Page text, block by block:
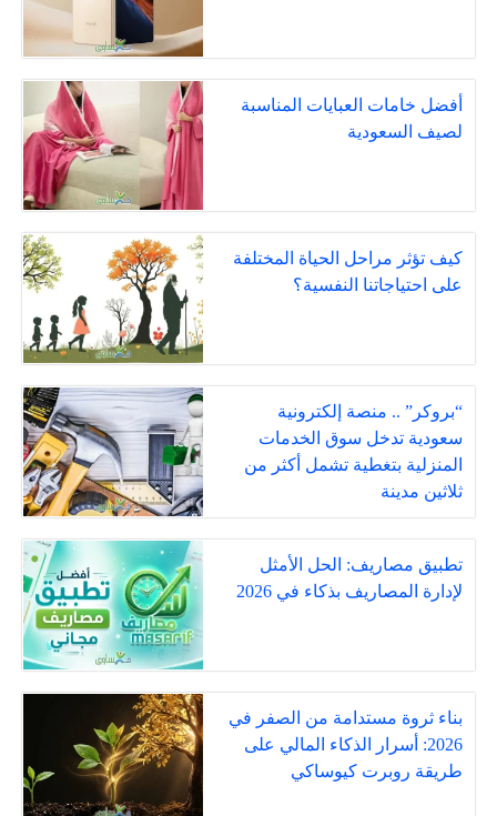
أفضل خامات العبايات المناسبة
لصيف السعودية
كيف تؤثر مراحل الحياة المختلفة
على احتياجاتنا النفسية؟
“بروكر” .. منصة إلكترونية
سعودية تدخل سوق الخدمات
المنزلية بتغطية تشمل أكثر من
ثلاثين مدينة
تطبيق مصاريف: الحل الأمثل
لإدارة المصاريف بذكاء في 2026
بناء ثروة مستدامة من الصفر في
2026: أسرار الذكاء المالي على
طريقة روبرت كيوساكي